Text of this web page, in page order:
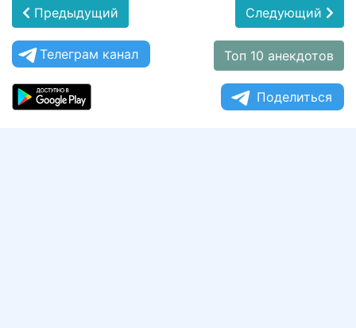
Предыдущий Следующий
Телеграм канал Топ 10 анекдотов
Поделиться